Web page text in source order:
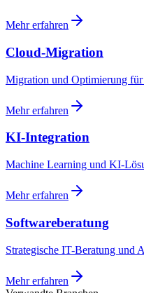
Mehr erfahren
Cloud-Migration
Migration und Optimierung
Mehr erfahren
KI-Integration
Machine Learning und KI-
Mehr erfahren
Softwareberatung
Strategische IT-Beratung und
Mehr erfahren